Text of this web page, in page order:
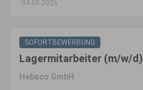
04.08.2026
SOFORTBEWERBUNG
Lagermitarbeiter (m/w/d)
Hebaco GmbH